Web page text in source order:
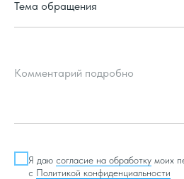
Комментарий подробно
Я даю согласие на обработку моих
с Политикой конфиденциальности